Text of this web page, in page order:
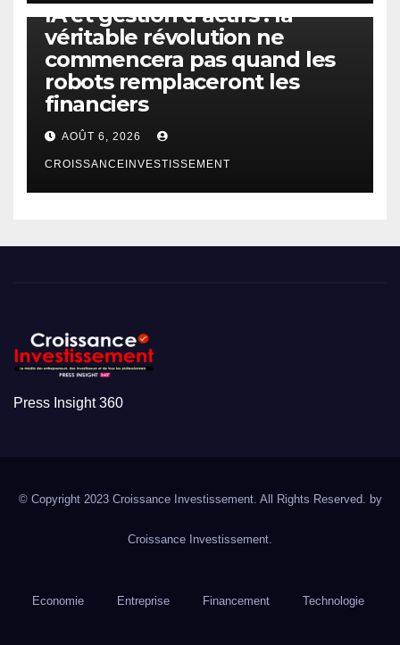
IA et gestion d’actifs : la
véritable révolution ne
commencera pas quand les
robots remplaceront les
financiers
AOÛT 6, 2026
CROISSANCEINVESTISSEMENT
Press Insight 360
© Copyright 2023 Croissance Investissement. All Rights Reserved. by
Croissance Investissement.
Economie Entreprise Financement Technologie